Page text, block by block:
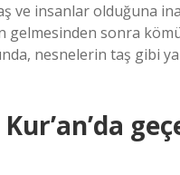
ve insanlar olduğuna
gelmesinden sonra
nesnelerin taş gibi